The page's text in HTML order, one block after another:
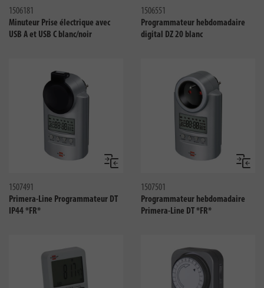
1506181
Minuteur Prise électrique avec
USB A et USB C blanc/noir
1506551
Programmateur hebdomadaire
digital DZ 20 blanc
Comparer
1507491
Primera-Line Programmateur DT
IP44 *FR*
1507501
Programmateur hebdomadaire
Primera-Line DT *FR*